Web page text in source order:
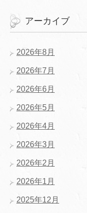
アーカイブ
2026年8月
2026年7月
2026年6月
2026年5月
2026年4月
2026年3月
2026年2月
2026年1月
2025年12月